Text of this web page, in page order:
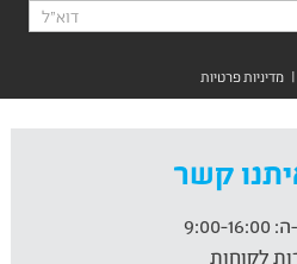
| מדיניות פרטיות
קשר
ה:
לקוחות